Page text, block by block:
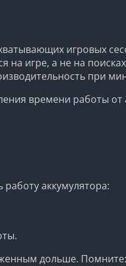
игровых
на игре, а не на
при
времени работы от
аккумулятора:
дольше.